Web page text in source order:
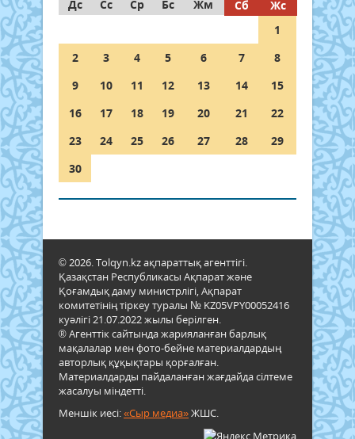
Дс
Сс Ср Бс Жм Сб
Жс
1
2
3 4 5 6 7
8
9
10 11 12 13 14
15
16
17 18 19 20 21
22
23
24 25 26 27 28
29
30
© 2026. Tolqyn.kz ақпараттық агенттігі.
Қазақстан Республикасы Ақпарат және
Қоғамдық даму министрлігі, Ақпарат
комитетінің тіркеу туралы № KZ05VPY00052416
куәлігі 21.07.2022 жылы берілген.
® Агенттік сайтында жарияланған барлық
мақалалар мен фото-бейне материалдардың
авторлық құқықтары қорғалған.
Материалдарды пайдаланған жағдайда сілтеме
жасалуы міндетті.
Меншік иесі:«Сыр медиа»ЖШС.